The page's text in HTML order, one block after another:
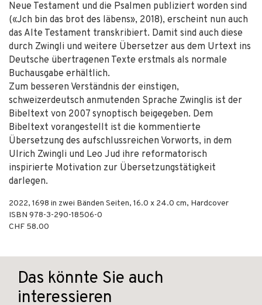
Neue Testament und die Psalmen publiziert worden sind
(«Jch bin das brot des läbens», 2018), erscheint nun auch
das Alte Testament transkribiert. Damit sind auch diese
durch Zwingli und weitere Übersetzer aus dem Urtext ins
Deutsche übertragenen Texte erstmals als normale
Buchausgabe erhältlich.
Zum besseren Verständnis der einstigen,
schweizerdeutsch anmutenden Sprache Zwinglis ist der
Bibeltext von 2007 synoptisch beigegeben. Dem
Bibeltext vorangestellt ist die kommentierte
Übersetzung des aufschlussreichen Vorworts, in dem
Ulrich Zwingli und Leo Jud ihre reformatorisch
inspirierte Motivation zur Übersetzungstätigkeit
darlegen.
2022, 1698 in zwei Bänden Seiten, 16.0 x 24.0 cm, Hardcover
ISBN 978-3-290-18506-0
CHF 58.00
Das könnte Sie auch
interessieren